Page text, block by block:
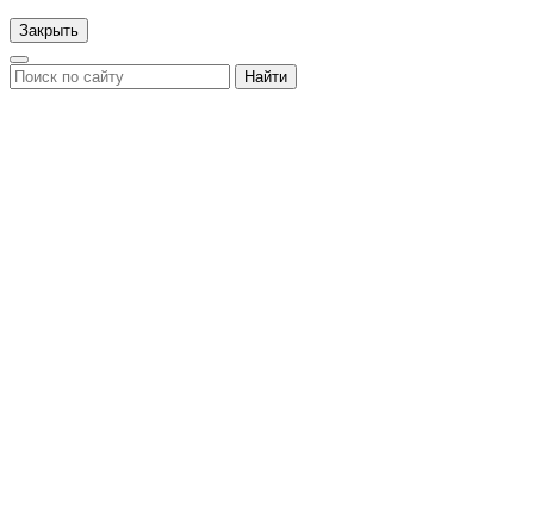
Закрыть
Найти